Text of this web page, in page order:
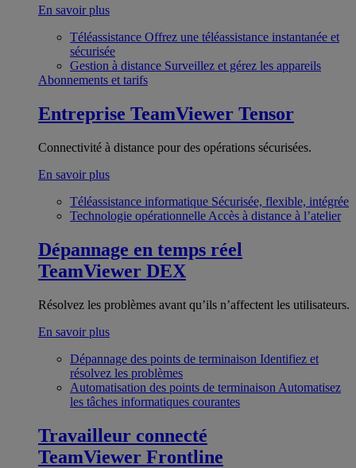
En savoir plus
Téléassistance Offrez une téléassistance instantanée et
sécurisée
Gestion à distance Surveillez et gérez les appareils
Abonnements et tarifs
Entreprise TeamViewer Tensor
Connectivité à distance pour des opérations sécurisées.
En savoir plus
Téléassistance informatique Sécurisée, flexible, intégrée
Technologie opérationnelle Accès à distance à l’atelier
Dépannage en temps réel
TeamViewer DEX
Résolvez les problèmes avant qu’ils n’affectent les utilisateurs.
En savoir plus
Dépannage des points de terminaison Identifiez et
résolvez les problèmes
Automatisation des points de terminaison Automatisez
les tâches informatiques courantes
Travailleur connecté
TeamViewer Frontline